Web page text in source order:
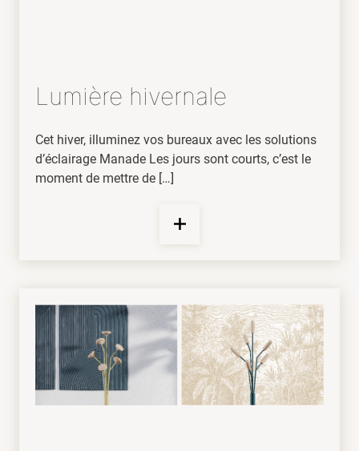
Lumière hivernale
Cet hiver, illuminez vos bureaux avec les solutions
d’éclairage Manade Les jours sont courts, c’est le
moment de mettre de […]